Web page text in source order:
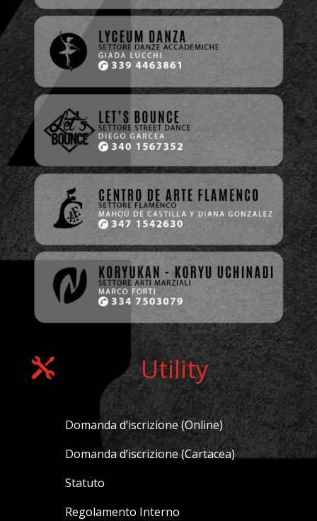
 Utility
Domanda d’iscrizione (Online)
Domanda d’iscrizione (Cartacea)
Statuto
Regolamento Interno